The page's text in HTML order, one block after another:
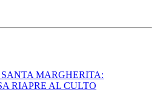
MARGHERITA:
RIAPRE AL CULTO